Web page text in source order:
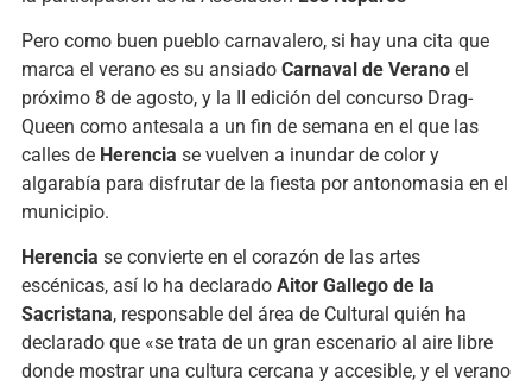
Pero como buen pueblo carnavalero, si hay una cita que
marca el verano es su ansiado Carnaval de Veranoel
próximo 8 de agosto, y la II edición del concurso Drag-
Queen como antesala a un fin de semana en el que las
calles de Herencia se vuelven a inundar de color y
algarabía para disfrutar de la fiesta por antonomasia en el
municipio.
Herencia se convierte en el corazón de las artes
escénicas, así lo ha declarado Aitor Gallego de la
Sacristana, responsable del área de Cultural quién ha
declarado que «se trata de un gran escenario al aire libre
donde mostrar una cultura cercana y accesible, y el verano